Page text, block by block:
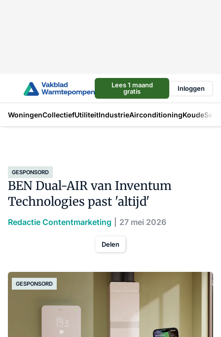
Lees 1 maand
gratis
Inloggen
WoningenCollectiefUtiliteitIndustrieAirconditioningKoude
GESPONSORD
BEN Dual-AIR van Inventum
Technologies past 'altijd'
Redactie Contentmarketing 27 mei 2026
Delen
GESPONSORD